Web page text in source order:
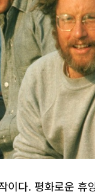
이다. 평화로운 휴